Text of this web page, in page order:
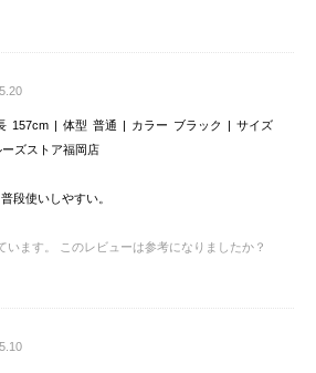
157cm 体型 普通 カラー ブラック
サイズ
ズストア福岡店
段使いしやすい。
います。
このレビューは参考になりましたか？